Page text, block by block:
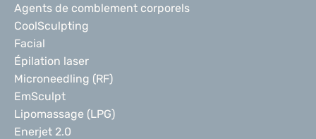
Agents de comblement corporels
CoolSculpting
Facial
Épilation laser
Microneedling (RF)
EmSculpt
Lipomassage (LPG)
Enerjet 2.0